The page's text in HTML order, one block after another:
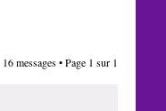
16 messages • Page 1 sur 1